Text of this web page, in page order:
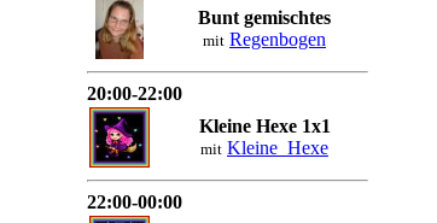
Bunt gemischtes
mit Regenbogen
20:00-22:00
Kleine Hexe 1x1
mit Kleine_Hexe
22:00-00:00